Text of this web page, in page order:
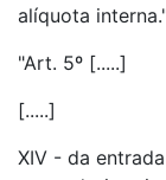
alíquota
"Art. 5º [.....]
[.....]
XIV - da